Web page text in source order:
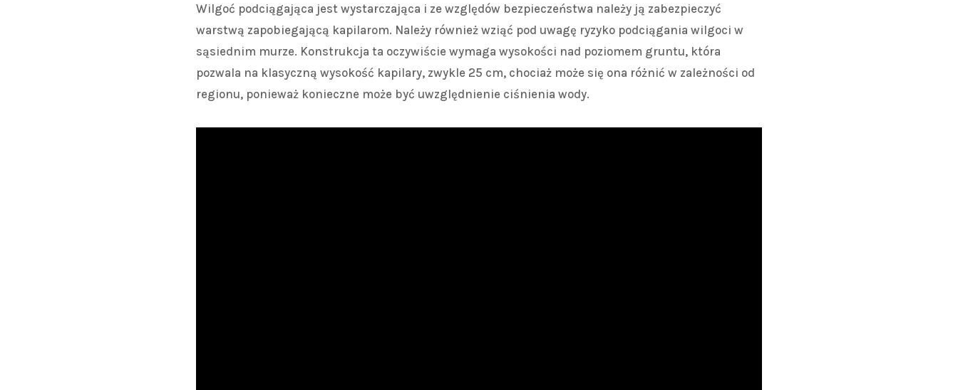
Wilgoć podciągająca jest wystarczająca i ze względów bezpieczeństwa należy ją zabezpieczyć
warstwą zapobiegającą kapilarom. Należy również wziąć pod uwagę ryzyko podciągania wilgoci w
sąsiednim murze. Konstrukcja ta oczywiście wymaga wysokości nad poziomem gruntu, która
pozwala na klasyczną wysokość kapilary, zwykle 25 cm, chociaż może się ona różnić w zależności od
regionu, ponieważ konieczne może być uwzględnienie ciśnienia wody.